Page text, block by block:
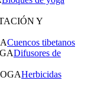
Y
Cuencos tibetanos
Difusores de
Herbicidas